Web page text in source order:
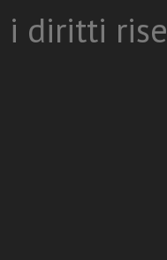
i diritti